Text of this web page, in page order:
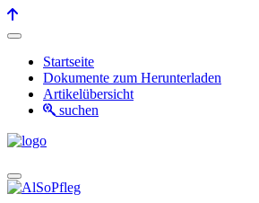
Startseite
Dokumente zum Herunterladen
Artikelübersicht
suchen